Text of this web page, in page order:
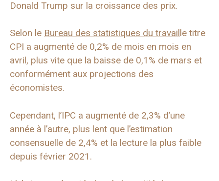
Donald Trump sur la croissance des prix.
Selon le Bureau des statistiques du travaille titre
CPI a augmenté de 0,2% de mois en mois en
avril, plus vite que la baisse de 0,1% de mars et
conformément aux projections des
économistes.
Cependant, l’IPC a augmenté de 2,3% d’une
année à l’autre, plus lent que l’estimation
consensuelle de 2,4% et la lecture la plus faible
depuis février 2021.